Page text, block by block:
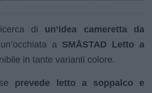
di un’idea cameretta da
a SMÅSTAD Letto a
in tante varianti colore.
prevede letto a soppalco e